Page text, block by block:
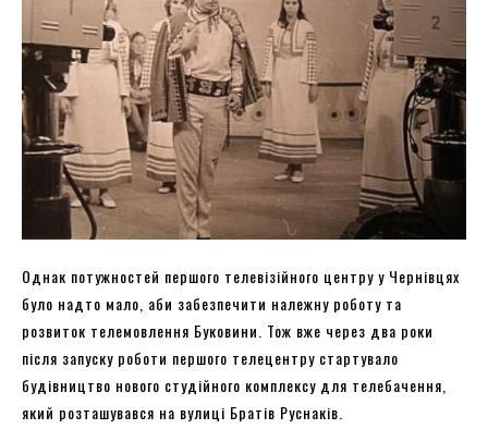
Однак потужностей першого телевізійного центру у Чернівцях
було надто мало, аби забезпечити належну роботу та
розвиток телемовлення Буковини. Тож вже через два роки
після запуску роботи першого телецентру стартувало
будівництво нового студійного комплексу для телебачення,
який розташувався на вулиці Братів Руснаків.